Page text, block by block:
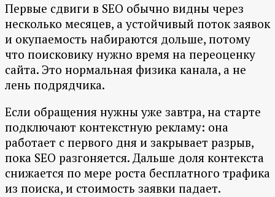
Первые сдвиги в SEO обычно видны через
несколько месяцев, а устойчивый поток заявок
и окупаемость набираются дольше, потому
что поисковику нужно время на переоценку
сайта. Это нормальная физика канала, а не
лень подрядчика.
Если обращения нужны уже завтра, на старте
подключают контекстную рекламу: она
работает с первого дня и закрывает разрыв,
пока SEO разгоняется. Дальше доля контекста
снижается по мере роста бесплатного трафика
из поиска, и стоимость заявки падает.